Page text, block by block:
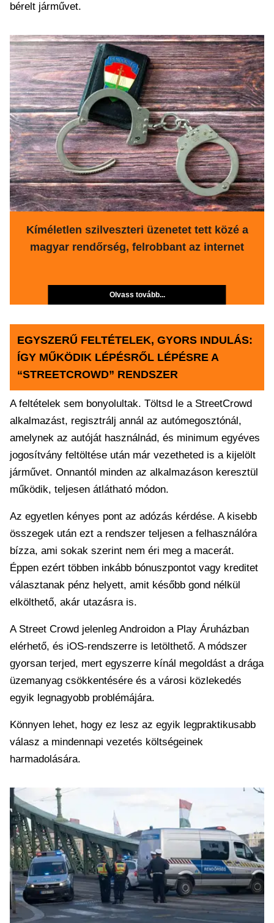
bérelt járművet.
Kíméletlen szilveszteri üzenetet tett közé a
magyar rendőrség, felrobbant az internet
Olvass tovább...
EGYSZERŰ FELTÉTELEK, GYORS INDULÁS:
ÍGY MŰKÖDIK LÉPÉSRŐL LÉPÉSRE A
“STREETCROWD” RENDSZER
A feltételek sem bonyolultak. Töltsd le a StreetCrowd
alkalmazást, regisztrálj annál az autómegosztónál,
amelynek az autóját használnád, és minimum egyéves
jogosítvány feltöltése után már vezetheted is a kijelölt
járművet. Onnantól minden az alkalmazáson keresztül
működik, teljesen átlátható módon.
Az egyetlen kényes pont az adózás kérdése. A kisebb
összegek után ezt a rendszer teljesen a felhasználóra
bízza, ami sokak szerint nem éri meg a macerát.
Éppen ezért többen inkább bónuszpontot vagy kreditet
választanak pénz helyett, amit később gond nélkül
elkölthető, akár utazásra is.
A Street Crowd jelenleg Androidon a Play Áruházban
elérhető, és iOS-rendszerre is letölthető. A módszer
gyorsan terjed, mert egyszerre kínál megoldást a drága
üzemanyag csökkentésére és a városi közlekedés
egyik legnagyobb problémájára.
Könnyen lehet, hogy ez lesz az egyik legpraktikusabb
válasz a mindennapi vezetés költségeinek
harmadolására.